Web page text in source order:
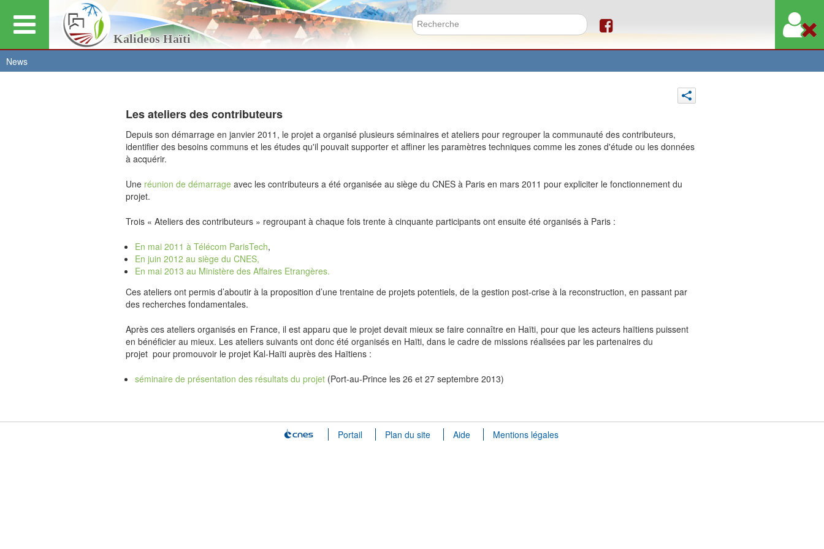
Aller
au
Kalideos Haïti
Formulaire de recherche
News
Les ateliers des contributeurs
Depuis son démarrage en janvier 2011, le projet a organisé plusieurs séminaires et ateliers pour regrouper la communauté des contributeurs,
identifier des besoins communs et les études qu'il pouvait supporter et affiner les paramètres techniques comme les zones d'étude ou les données
à acquérir.
Une réunion de démarrageavec les contributeurs a été organisée au siège du CNES à Paris en mars 2011 pour expliciter le fonctionnement du
projet.
Trois « Ateliers des contributeurs » regroupant à chaque fois trente à cinquante participants ont ensuite été organisés à Paris :
En mai 2011 à Télécom ParisTech,
En juin 2012 au siège du CNES,
En mai 2013 au Ministère des Affaires Etrangères.
Ces ateliers ont permis d’aboutir à la proposition d’une trentaine de projets potentiels, de la gestion post-crise à la reconstruction, en passant par
des recherches fondamentales.
Après ces ateliers organisés en France, il est apparu que le projet devait mieux se faire connaître en Haïti, pour que les acteurs haïtiens puissent
en bénéficier au mieux. Les ateliers suivants ont donc été organisés en Haïti, dans le cadre de missions réalisées par les partenaires du
projet pour promouvoir le projet Kal-Haïti auprès des Haïtiens :
séminaire de présentation des résultats du projet(Port-au-Prince les 26 et 27 septembre 2013)
Portail Plan du site Aide Mentions légales